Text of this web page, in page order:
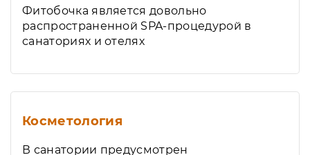
Фитобочка является довольно
распространенной SPA-процедурой в
санаториях и отелях
Косметология
В санатории предусмотрен